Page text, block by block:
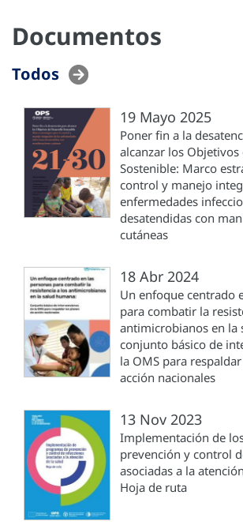
Documentos
Todos
19 Mayo 2025
Poner fin a la
alcanzar los
Sostenible: Marco
control y manejo
enfermedades
desatendidas con
cutáneas
18 Abr 2024
Un enfoque centrado
para combatir la
antimicrobianos en la
conjunto básico de
la OMS para
acción nacionales
13 Nov 2023
Implementación de
prevención y control
asociadas a la
Hoja de ruta